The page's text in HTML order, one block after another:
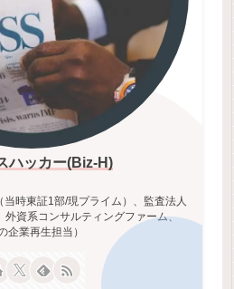
ハッカー(Biz-H)
時東証1部/現プライム）、監査法人
外資系コンサルティングファーム、
企業再生担当）